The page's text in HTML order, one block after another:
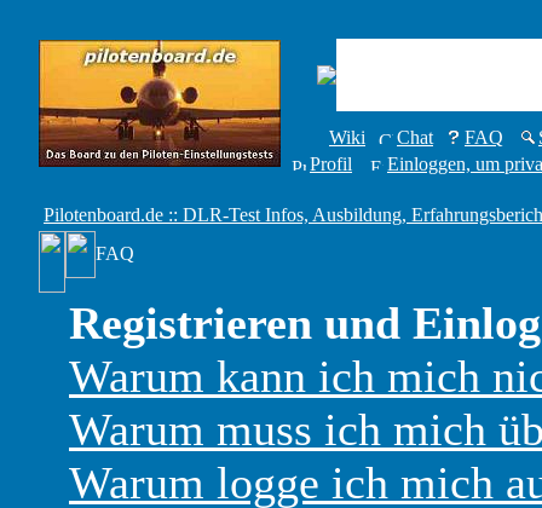
Wiki Chat FAQ
Profil
Einloggen, um
Pilotenboard.de :: DLR-Test Infos, Ausbildung,
FAQ
Registrieren und
Warum kann ich mich
Warum muss ich mich
Warum logge ich mich